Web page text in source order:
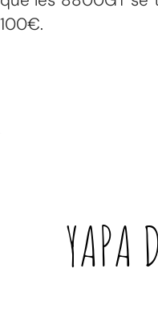
100€.
YAPA